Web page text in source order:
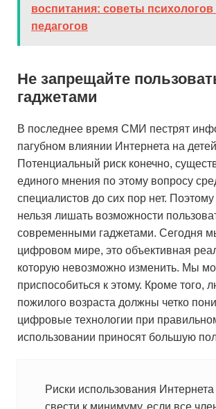
воспитания: советы психологов
педагогов
Не запрещайте
гаджетами
В последнее время СМИ пестрят
пагубном влиянии Интернета на
Потенциальный риск конечно,
единого мнения по этому вопросу
специалистов до сих пор нет.
нельзя лишать возможности
современными гаджетами. Сегодня
цифровом мире, это объективная
которую невозможно изменить. Мы
приспособиться к этому. Кроме того,
пожилого возраста должны четко
цифровые технологии при
использовании приносят большую
Риски использования
свести к минимуму, если все